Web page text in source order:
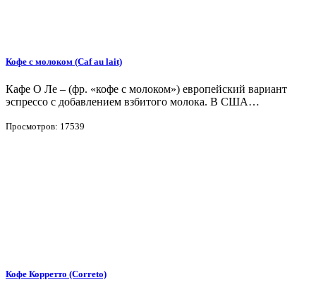
Кофе с молоком (Caf au lait)
Кафе О Ле – (фр. «кофе с молоком») европейский вариант
эспрессо с добавлением взбитого молока. В США…
Просмотров: 17539
Кофе Корретто (Correto)